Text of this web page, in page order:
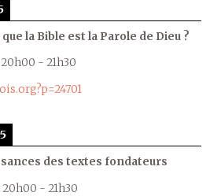
la Bible est la Parole de Dieu ?
20h00 - 21h30
des textes fondateurs
20h00 - 21h30